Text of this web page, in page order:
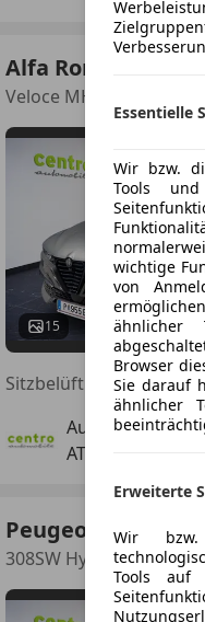
Alfa Romeo Tonale
Veloce MHEV 175,
15
Auto Centro
AT-3100 St. Pölten
Peugeot 308
308SW Hybrid 145 e-
Essentielle
Wir bzw.
Tools
wichtige
von
ähnlicher
Browser
Sie darauf
ähnlicher
Erweiterte
Wir bzw.
Tools auf